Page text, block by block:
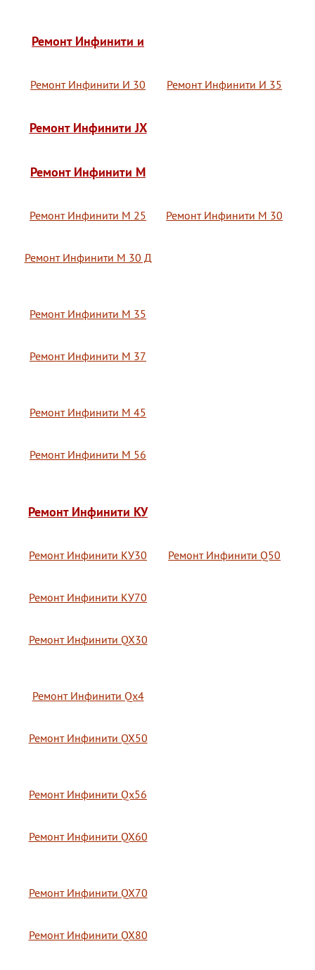
Ремонт Инфинити и
Ремонт Инфинити И 30 Ремонт Инфинити И 35
Ремонт Инфинити JX
Ремонт Инфинити M
Ремонт Инфинити М 25 Ремонт Инфинити М 30
Ремонт Инфинити М 30 Д
Ремонт Инфинити М 35
Ремонт Инфинити М 37
Ремонт Инфинити М 45
Ремонт Инфинити М 56
Ремонт Инфинити КУ
Ремонт Инфинити КУ30 Ремонт Инфинити Q50
Ремонт Инфинити КУ70
Ремонт Инфинити QX30
Ремонт Инфинити Qx4
Ремонт Инфинити QX50
Ремонт Инфинити Qx56
Ремонт Инфинити QX60
Ремонт Инфинити QX70
Ремонт Инфинити QX80